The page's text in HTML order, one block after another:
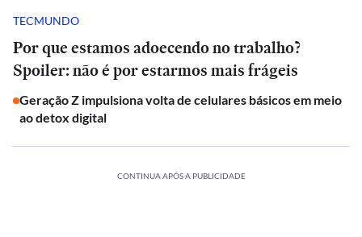
TECMUNDO
Por que estamos adoecendo no trabalho?
Spoiler: não é por estarmos mais frágeis
Geração Z impulsiona volta de celulares básicos em meio
ao detox digital
CONTINUA APÓS A PUBLICIDADE